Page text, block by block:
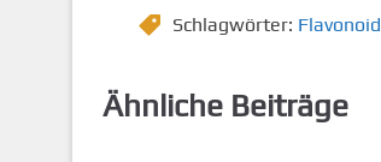
Schlagwörter: Flavonoid
Ähnliche Beiträge